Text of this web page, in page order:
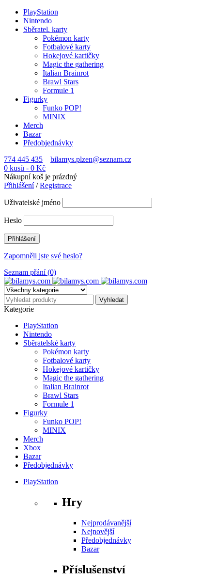
PlayStation
Nintendo
Sběratel. karty
Pokémon karty
Fotbalové karty
Hokejové kartičky
Magic the gathering
Italian Brainrot
Brawl Stars
Formule 1
Figurky
Funko POP!
MINIX
Merch
Bazar
Předobjednávky
774 445 435
bilamys.plzen@seznam.cz
0 kusů - 0 Kč
Nákupní koš je prázdný
Přihlášení/Registrace
Uživatelské jméno
Heslo
Zapomněli jste své heslo?
Seznam přání (0)
Kategorie
PlayStation
Nintendo
Sběratelské karty
Pokémon karty
Fotbalové karty
Hokejové kartičky
Magic the gathering
Italian Brainrot
Brawl Stars
Formule 1
Figurky
Funko POP!
MINIX
Merch
Xbox
Bazar
Předobjednávky
PlayStation
Hry
Nejprodávanější
Nejnovější
Předobjednávky
Bazar
Příslušenství